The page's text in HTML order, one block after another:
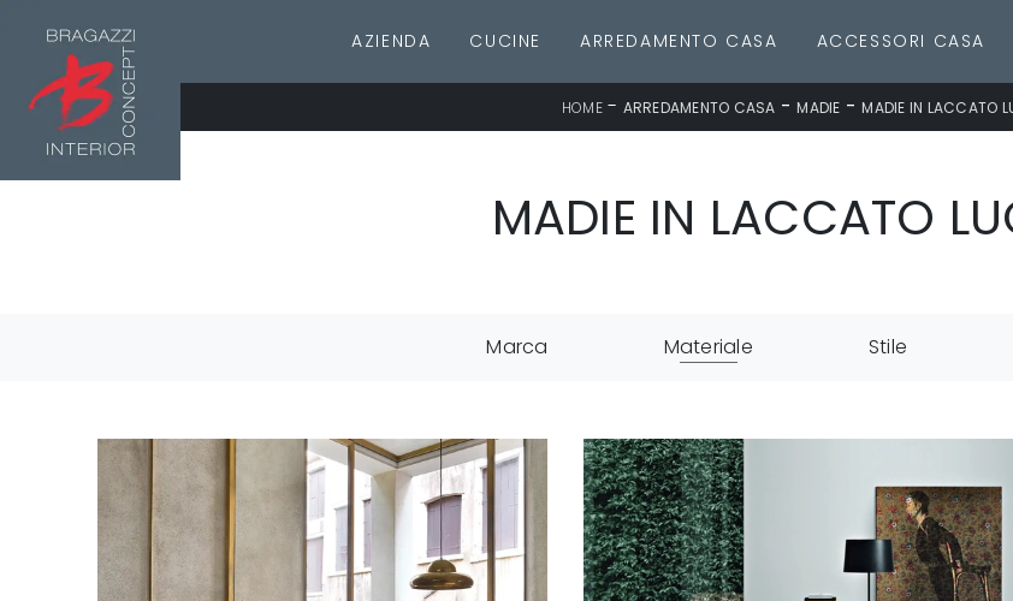
AZIENDA CUCINE ARREDAMENTO CASA ACCESSORI CASA
HOME- ARREDAMENTO CASA -MADIE -MADIE IN LACCATO
MADIE IN LACCATO
Marca Materiale Stile